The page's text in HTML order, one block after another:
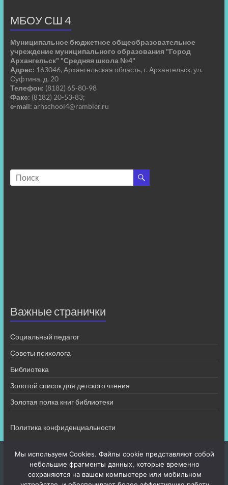
МБОУ СШ 4
Муниципальное бюджетное общеобразовательное
учреждение муниципального образования "Город
Архангельск" "Средняя школа №4"
Адрес: 163046, Архангельская область, г. Архангельск, ул.
Суфтина, д. 20
Телефон: (8182) 65-80-98
Факс: (8182) 20-53-83;
e-mail: arhschool4@rambler.ru
Важные странички
Социальный педагог
Советы психолога
Библиотека
Золотой список для детского чтения
Золотая полка книг библиотеки
Политика конфиденциальности
Мы используем Cookies. Файлы cookie представляют собой
небольшие фрагменты данных, которые временно
сохраняются на вашем компьютере или мобильном